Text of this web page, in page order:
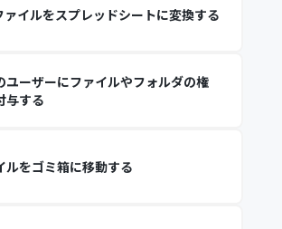
ァイルをスプレッドシートに変換する
ユーザーにファイルやフォルダの権
与する
ルをゴミ箱に移動する